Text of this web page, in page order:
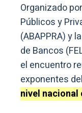
Organizado
Públicos y
(ABAPPRA) y
de Bancos
el encuentro
exponentes del
nivel